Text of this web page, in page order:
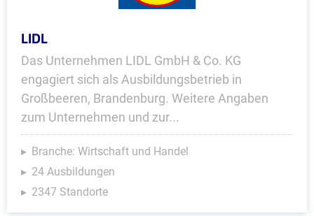
LIDL
Das Unternehmen LIDL GmbH & Co. KG
engagiert sich als Ausbildungsbetrieb in
Großbeeren, Brandenburg. Weitere Angaben
zum Unternehmen und zur...
Branche: Wirtschaft und Handel
24 Ausbildungen
2347 Standorte